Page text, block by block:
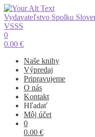
Vydavateľstvo Spolku
VSSS
0
0.00 €
Naše knihy
Výpredaj
Pripravujeme
O nás
Kontakt
Hľadať
Môj účet
0
0.00 €